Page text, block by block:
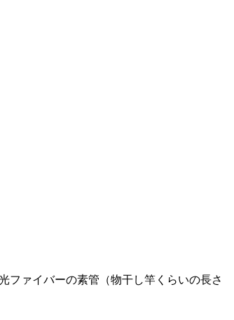
ファイバーの素管（物干し竿くらいの長さ